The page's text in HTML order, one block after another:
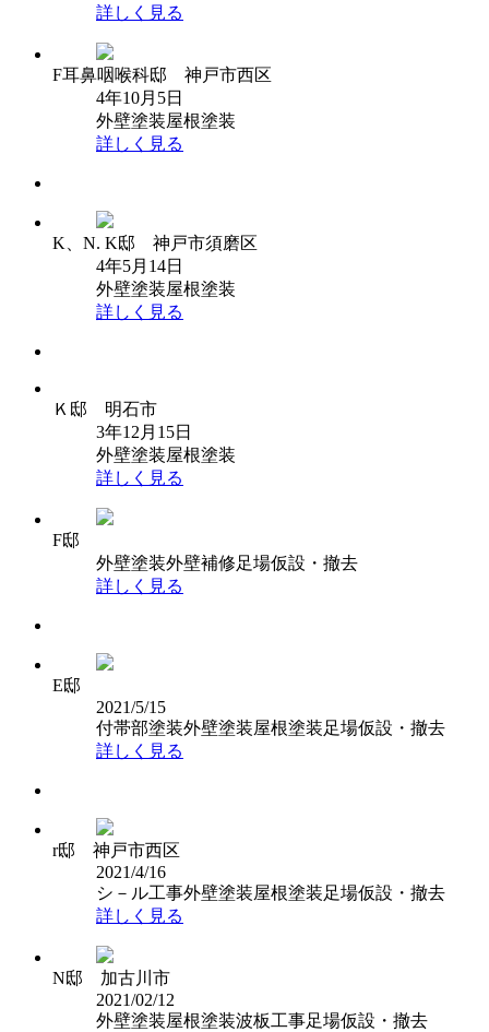
詳しく見る
F耳鼻咽喉科邸 神戸市西区
4年10月5日
外壁塗装屋根塗装
詳しく見る
K、N. K邸 神戸市須磨区
4年5月14日
外壁塗装屋根塗装
詳しく見る
Ｋ邸 明石市
3年12月15日
外壁塗装屋根塗装
詳しく見る
F邸
外壁塗装外壁補修足場仮設・撤去
詳しく見る
E邸
2021/5/15
付帯部塗装外壁塗装屋根塗装足場仮設・撤去
詳しく見る
r邸 神戸市西区
2021/4/16
シ－ル工事外壁塗装屋根塗装足場仮設・撤去
詳しく見る
N邸 加古川市
2021/02/12
外壁塗装屋根塗装波板工事足場仮設・撤去